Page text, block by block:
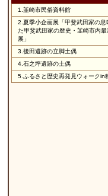
1. 韮崎市民俗資料館
2. 夏季小企画展「甲斐武田家の息
た甲斐武田家の歴史・韮崎市内
展」
3. 後田遺跡の立脚土偶
4. 石之坪遺跡の土偶
5. ふるさと歴史再発見ウォークin